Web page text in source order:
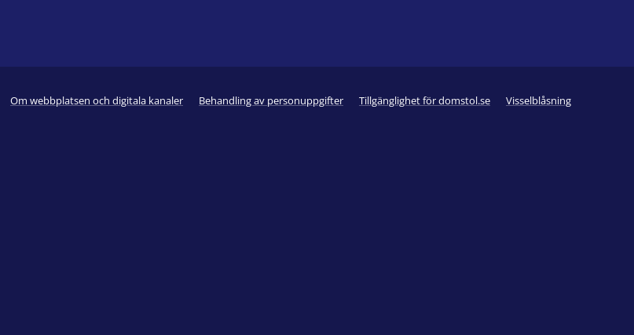
Om webbplatsen och digitala kanaler Behandling av personuppgifter Tillgänglighet för domstol.se Visselblåsning